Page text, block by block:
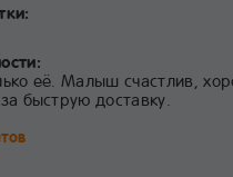
её. Малыш счастлив,
быструю доставку.